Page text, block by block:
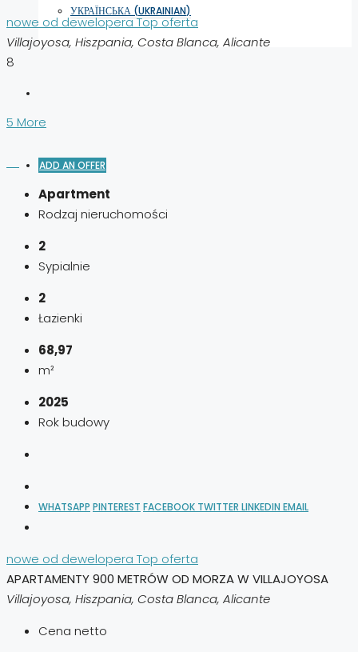
УКРАЇНСЬКА (UKRAINIAN)
ADD AN OFFER
nowe od deweloperaTop oferta
Villajoyosa, Hiszpania, Costa Blanca, Alicante
8
5 More
Apartment
Rodzaj nieruchomości
2
Sypialnie
2
Łazienki
68,97
m²
2025
Rok budowy
WHATSAPP PINTEREST FACEBOOK TWITTER LINKEDIN EMAIL
nowe od dewelopera Top oferta
APARTAMENTY 900 METRÓW OD MORZA W VILLAJOYOSA
Villajoyosa, Hiszpania, Costa Blanca, Alicante
Cena netto